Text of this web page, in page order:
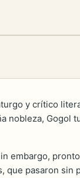
y crítico
Gogol
embargo,
que pasaron sin